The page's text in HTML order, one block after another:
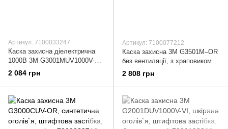
Артикул: 7100033247
Каска захисна діелектрична
1000В 3М G3001MUV1000V-VI,
біла, храповик, без вентиляції
2 084 грн
Артикул: 7100077212
Каска захисна 3M G3501M–ОR
без вентиляції, з храповиком
2 808 грн